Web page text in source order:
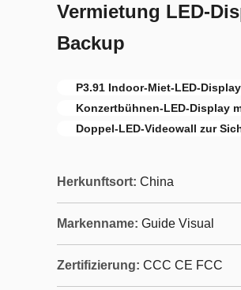
Vermietung LED-
Backup
P3.91 Indoor-Miet-LED-Display
Konzertbühnen-LED-Display
Doppel-LED-Videowall zur
Herkunftsort: China
Markenname: Guide Visual
Zertifizierung: CCC CE FCC